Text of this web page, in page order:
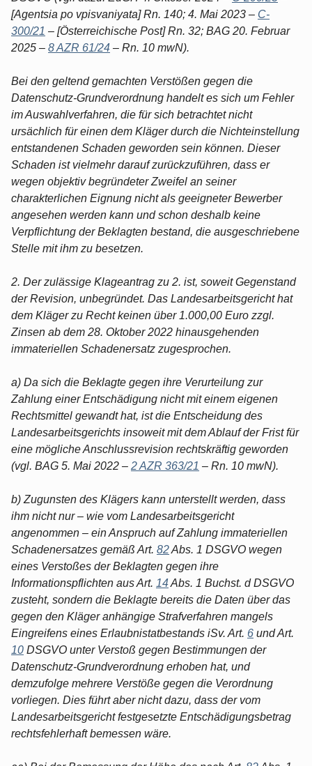
[Agentsia po vpisvaniyata] Rn. 140; 4. Mai 2023 – C-
300/21 – [Österreichische Post] Rn. 32; BAG 20. Februar
2025 – 8 AZR 61/24 – Rn. 10 mwN).
Bei den geltend gemachten Verstößen gegen die
Datenschutz-Grundverordnung handelt es sich um Fehler
im Auswahlverfahren, die für sich betrachtet nicht
ursächlich für einen dem Kläger durch die Nichteinstellung
entstandenen Schaden geworden sein können. Dieser
Schaden ist vielmehr darauf zurückzuführen, dass er
wegen objektiv begründeter Zweifel an seiner
charakterlichen Eignung nicht als geeigneter Bewerber
angesehen werden kann und schon deshalb keine
Verpflichtung der Beklagten bestand, die ausgeschriebene
Stelle mit ihm zu besetzen.
2. Der zulässige Klageantrag zu 2. ist, soweit Gegenstand
der Revision, unbegründet. Das Landesarbeitsgericht hat
dem Kläger zu Recht keinen über 1.000,00 Euro zzgl.
Zinsen ab dem 28. Oktober 2022 hinausgehenden
immateriellen Schadenersatz zugesprochen.
a) Da sich die Beklagte gegen ihre Verurteilung zur
Zahlung einer Entschädigung nicht mit einem eigenen
Rechtsmittel gewandt hat, ist die Entscheidung des
Landesarbeitsgerichts insoweit mit dem Ablauf der Frist für
eine mögliche Anschlussrevision rechtskräftig geworden
(vgl. BAG 5. Mai 2022 – 2 AZR 363/21 – Rn. 10 mwN).
b) Zugunsten des Klägers kann unterstellt werden, dass
ihm nicht nur – wie vom Landesarbeitsgericht
angenommen – ein Anspruch auf Zahlung immateriellen
Schadenersatzes gemäß Art. 82Abs. 1 DSGVO wegen
eines Verstoßes der Beklagten gegen ihre
Informationspflichten aus Art. 14Abs. 1 Buchst. d DSGVO
zusteht, sondern die Beklagte bereits die Daten über das
gegen den Kläger anhängige Strafverfahren mangels
Eingreifens eines Erlaubnistatbestands iSv. Art. 6 und Art.
10 DSGVO unter Verstoß gegen Bestimmungen der
Datenschutz-Grundverordnung erhoben hat, und
demzufolge mehrere Verstöße gegen die Verordnung
vorliegen. Dies führt aber nicht dazu, dass der vom
Landesarbeitsgericht festgesetzte Entschädigungsbetrag
rechtsfehlerhaft bemessen wäre.